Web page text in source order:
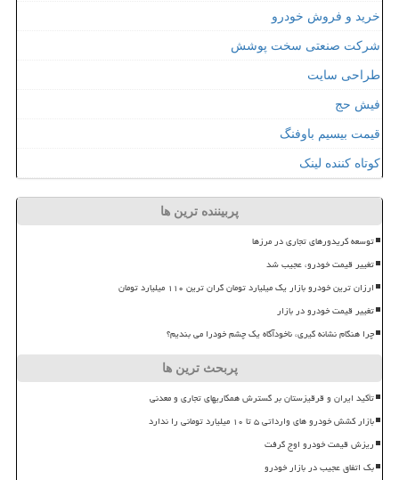
خرید و فروش خودرو
شرکت صنعتی سخت پوشش
طراحی سایت
فیش حج
قیمت بیسیم باوفنگ
کوتاه کننده لینک
پربیننده ترین ها
توسعه کریدورهای تجاری در مرزها
تغییر قیمت خودرو، عجیب شد
ارزان ترین خودرو بازار یک میلیارد تومان گران ترین ۱۱۰ میلیارد تومان
تغییر قیمت خودرو در بازار
چرا هنگام نشانه گیری، ناخودآگاه یک چشم خودرا می بندیم؟
پربحث ترین ها
تأکید ایران و قرقیزستان بر گسترش همکاریهای تجاری و معدنی
بازار کشش خودرو های وارداتی ۵ تا ۱۰ میلیارد تومانی را ندارد
ریزش قیمت خودرو اوج گرفت
بک اتفاق عجیب در بازار خودرو